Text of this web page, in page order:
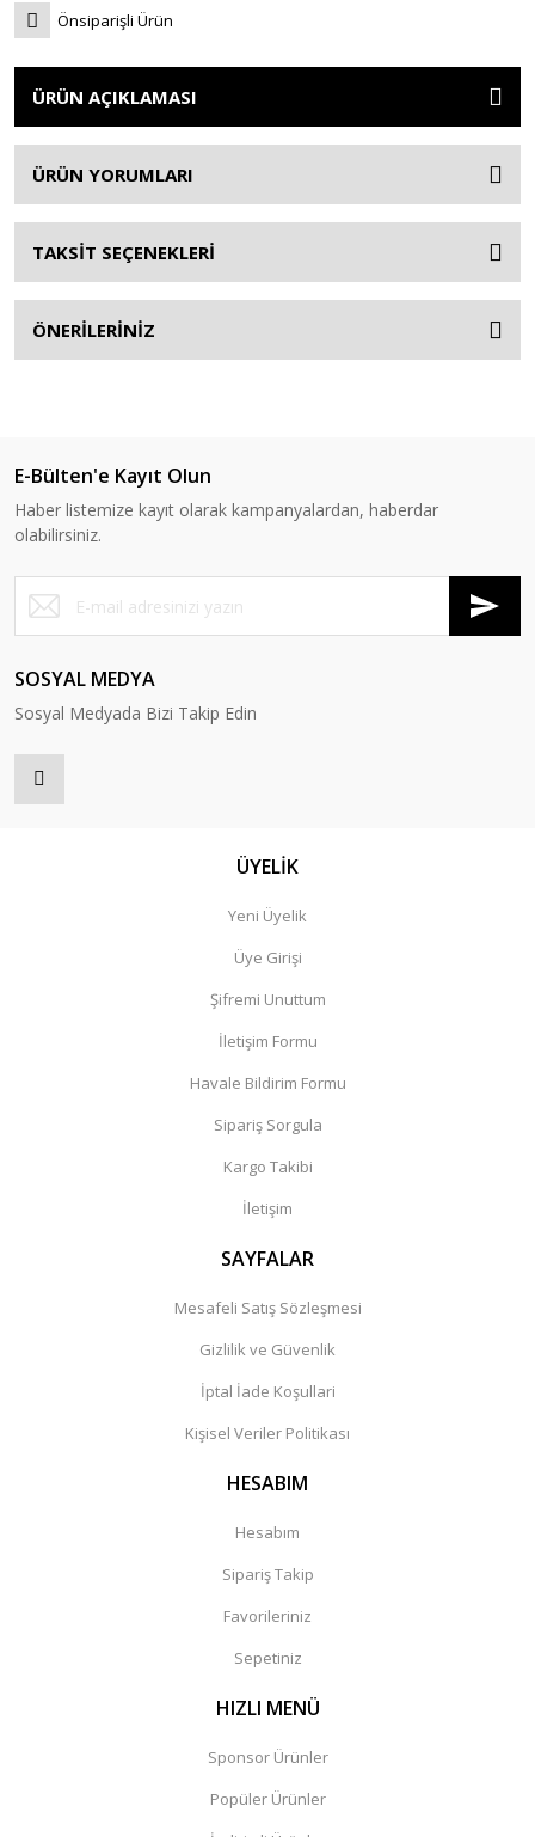
Önsiparişli Ürün
ÜRÜN AÇIKLAMASI
ÜRÜN YORUMLARI
TAKSİT SEÇENEKLERİ
ÖNERİLERİNİZ
E-Bülten'e Kayıt Olun
Haber listemize kayıt olarak kampanyalardan, haberdar
olabilirsiniz.
SOSYAL MEDYA
Sosyal Medyada Bizi Takip Edin
ÜYELİK
Yeni Üyelik
Üye Girişi
Şifremi Unuttum
İletişim Formu
Havale Bildirim Formu
Sipariş Sorgula
Kargo Takibi
İletişim
SAYFALAR
Mesafeli Satış Sözleşmesi
Gizlilik ve Güvenlik
İptal İade Koşullari
Kişisel Veriler Politikası
HESABIM
Hesabım
Sipariş Takip
Favorileriniz
Sepetiniz
HIZLI MENÜ
Sponsor Ürünler
Popüler Ürünler